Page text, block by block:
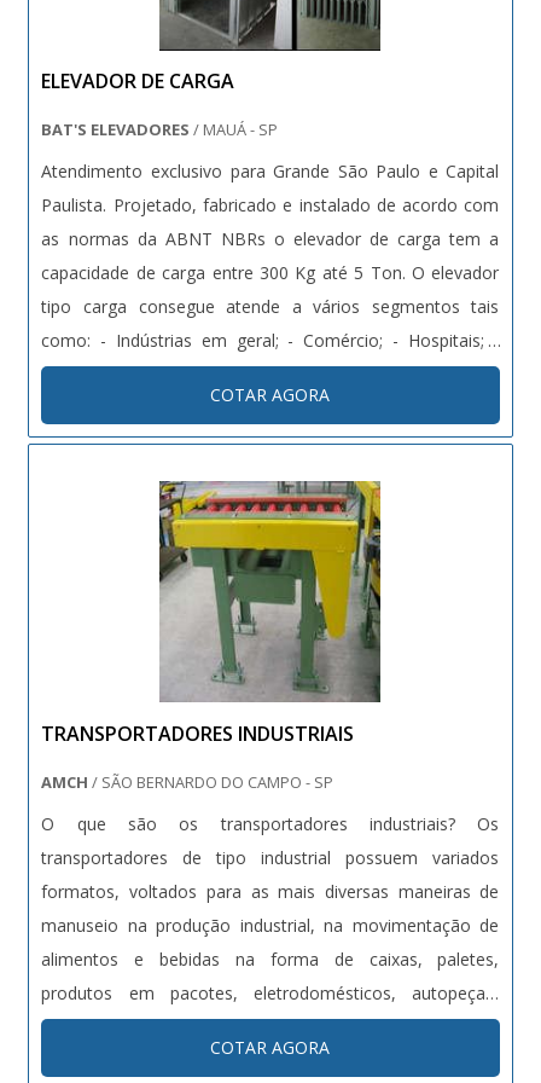
de forma positiva no segmento por toda seriedade e
qualidade, o que garante a melhor experiência de todos
os clientes..
ELEVADOR DE CARGA
BAT'S ELEVADORES / MAUÁ - SP
Atendimento exclusivo para Grande São Paulo e Capital
Paulista. Projetado, fabricado e instalado de acordo com
as normas da ABNT NBRs o elevador de carga tem a
capacidade de carga entre 300 Kg até 5 Ton. O elevador
tipo carga consegue atende a vários segmentos tais
como: - Indústrias em geral; - Comércio; - Hospitais; -
Centros de distribuição. Características gerais Com o
elevador tipo carga é possível instalar em caixa de al....
COTAR AGORA
TRANSPORTADORES INDUSTRIAIS
AMCH / SÃO BERNARDO DO CAMPO - SP
O que são os transportadores industriais? Os
transportadores de tipo industrial possuem variados
formatos, voltados para as mais diversas maneiras de
manuseio na produção industrial, na movimentação de
alimentos e bebidas na forma de caixas, paletes,
produtos em pacotes, eletrodomésticos, autopeças,
entre outros produtos. Em sua estrutura, os
transportadores industriais podem ser produzida em: -
COTAR AGORA